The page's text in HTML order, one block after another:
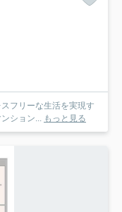
フリーな生活を実現す
ション... もっと見る